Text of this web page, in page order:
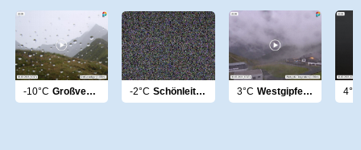
-10°C Großvenediger -2°C Schönleiten Leogang 3°C Westgipfel Bergstation 4°C